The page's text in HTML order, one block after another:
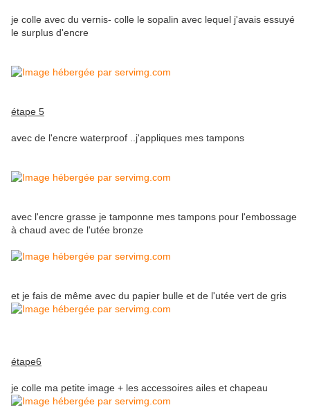
je colle avec du vernis- colle le sopalin avec lequel j'avais essuyé
le surplus d'encre
étape 5
avec de l'encre waterproof ..j'appliques mes tampons
avec l'encre grasse je tamponne mes tampons pour l'embossage
à chaud avec de l'utée bronze
et je fais de même avec du papier bulle et de l'utée vert de gris
étape6
je colle ma petite image + les accessoires ailes et chapeau